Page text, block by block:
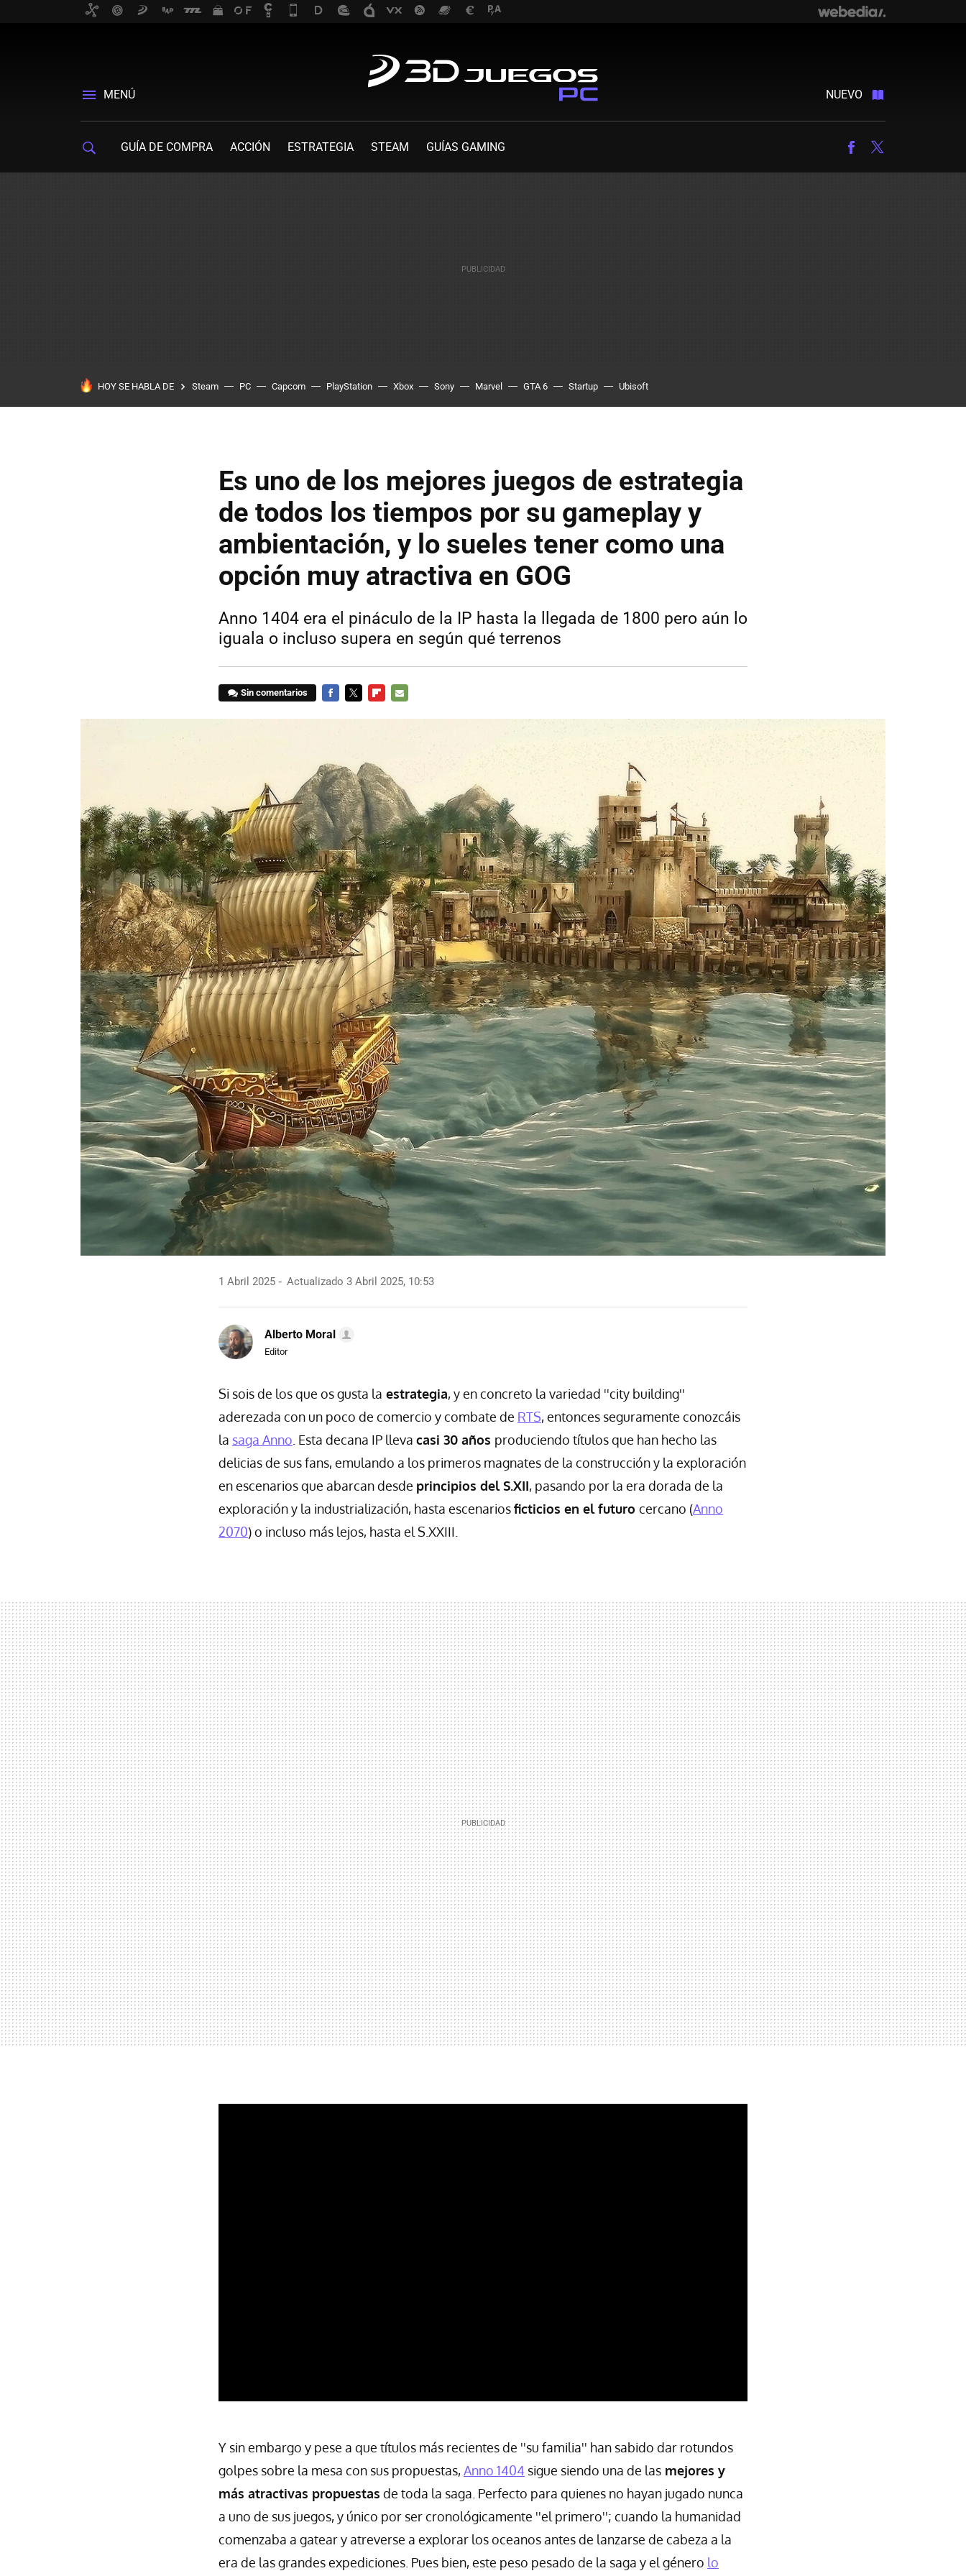
MENÚ NUEVO
GUÍA DE COMPRA ACCIÓN ESTRATEGIA STEAM GUÍAS GAMING Facebook
HOY SE HABLA DE Steam PC Capcom PlayStation Xbox Sony Marvel GTA 6 Startup Ubisoft
Es uno de los mejores juegos de estrategia
de todos los tiempos por su gameplay y
ambientación, y lo sueles tener como una
opción muy atractiva en GOG
Anno 1404 era el pináculo de la IP hasta la llegada de 1800 pero aún lo
iguala o incluso supera en según qué terrenos
Sin comentarios
1 Abril 2025 Actualizado 3 Abril 2025, 10:53
Alberto Moral
Editor
Si sois de los que os gusta la estrategia, y en concreto la variedad ''city building''
aderezada con un poco de comercio y combate de RTS, entonces seguramente conozcáis
la saga Anno . Esta decana IP lleva casi 30 años produciendo títulos que han hecho las
delicias de sus fans, emulando a los primeros magnates de la construcción y la exploración
en escenarios que abarcan desde principios del S.XII, pasando por la era dorada de la
exploración y la industrialización, hasta escenariosficticios en el futuro cercano (Anno
2070) o incluso más lejos, hasta el S.XXIII.
Y sin embargo y pese a que títulos más recientes de ''su familia'' han sabido dar rotundos
golpes sobre la mesa con sus propuestas,Anno 1404 sigue siendo una de las mejores y
más atractivas propuestas de toda la saga. Perfecto para quienes no hayan jugado nunca
a uno de sus juegos, y único por ser cronológicamente ''el primero''; cuando la humanidad
comenzaba a gatear y atreverse a explorar los oceanos antes de lanzarse de cabeza a la
era de las grandes expediciones. Pues bien, este peso pesado de la saga y el género lo